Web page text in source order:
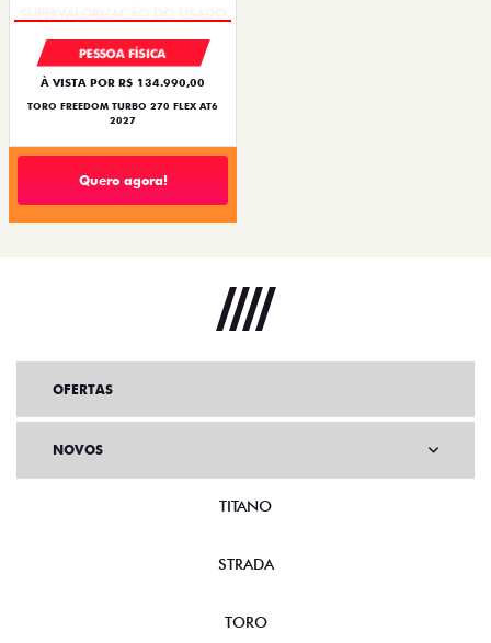
PESSOA FÍSICA
À VISTA POR R$ 134.990,00
TORO FREEDOM TURBO 270 FLEX AT6
2027
Quero agora!
OFERTAS
NOVOS
TITANO
STRADA
TORO